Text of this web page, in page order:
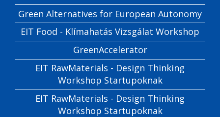
Green Alternatives for European Autonomy
EIT Food - Klímahatás Vizsgálat Workshop
GreenAccelerator
EIT RawMaterials - Design Thinking
Workshop Startupoknak
EIT RawMaterials - Design Thinking
Workshop Startupoknak